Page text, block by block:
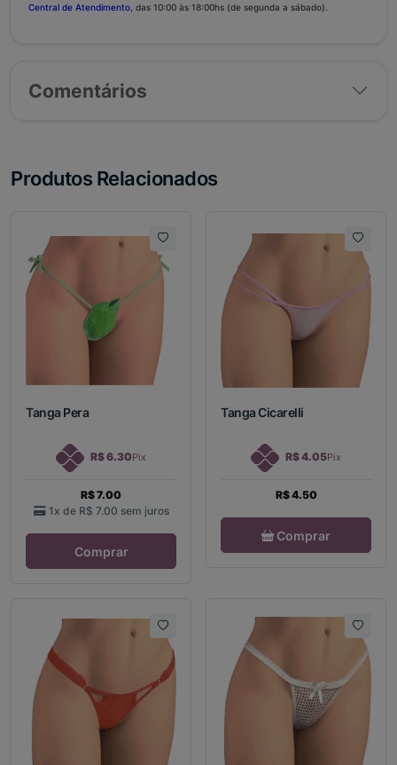
Central de Atendimento das 10:00 às 18:00hs (de segunda a sábado).
Comentários
Produtos Relacionados
Tanga Pera
R$ 6.30Pix
R$ 7.00
1x de R$ 7.00 sem juros
Comprar
Tanga Cicarelli
R$ 4.05Pix
R$ 4.50
Comprar